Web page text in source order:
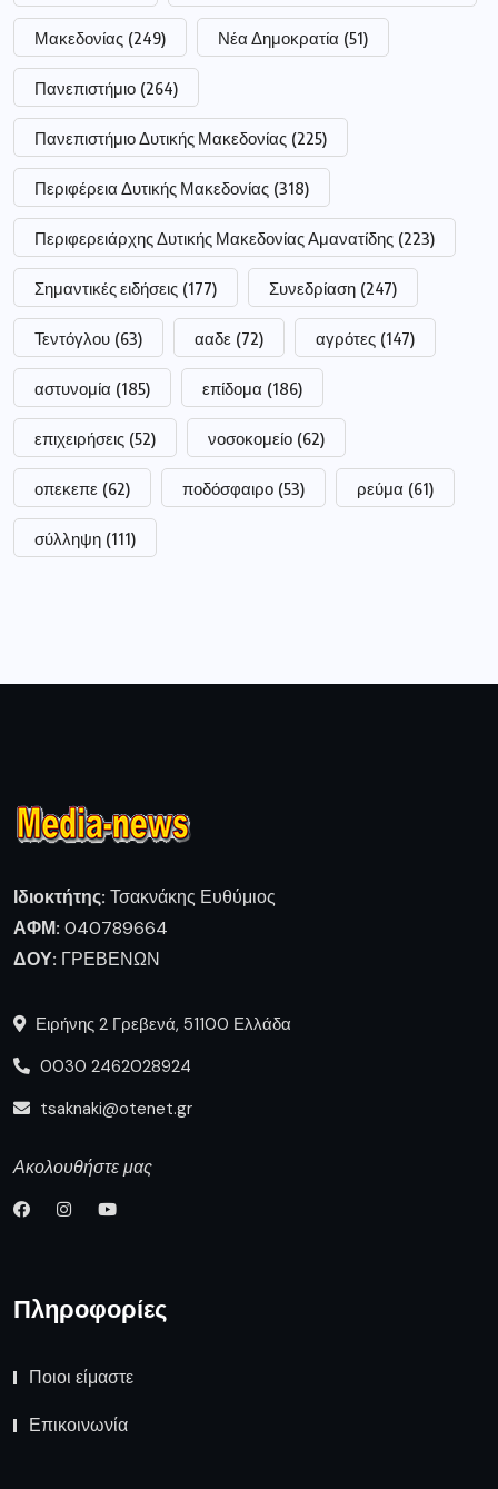
Μακεδονίας (249) Νέα Δημοκρατία (51)
Πανεπιστήμιο (264)
Πανεπιστήμιο Δυτικής Μακεδονίας (225)
Περιφέρεια Δυτικής Μακεδονίας (318)
Περιφερειάρχης Δυτικής Μακεδονίας Αμανατίδης (223)
Σημαντικές ειδήσεις (177) Συνεδρίαση (247)
Τεντόγλου (63) ααδε (72) αγρότες (147)
αστυνομία (185) επίδομα (186)
επιχειρήσεις (52) νοσοκομείο (62)
οπεκεπε (62) ποδόσφαιρο (53) ρεύμα (61)
σύλληψη (111)
Ιδιοκτήτης: Τσακνάκης Ευθύμιος
ΑΦΜ: 040789664
ΔΟΥ: ΓΡΕΒΕΝΩΝ
Ειρήνης 2 Γρεβενά, 51100 Ελλάδα
0030 2462028924
tsaknaki@otenet.gr
Ακολουθήστε μας
Πληροφορίες
Ποιοι είμαστε
Επικοινωνία